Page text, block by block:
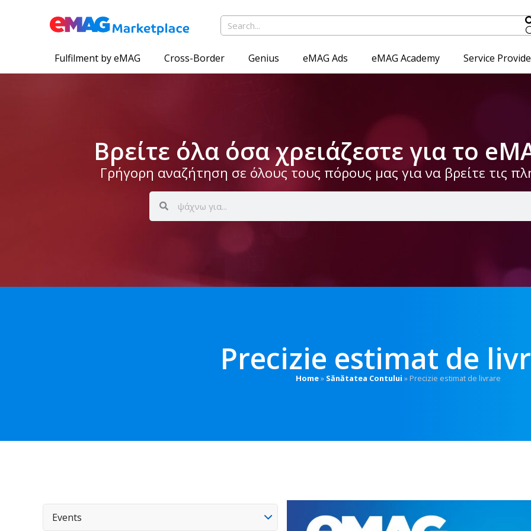
Fulfilment by eMAG Cross-Border Genius eMAG Ads eMAG Academy Service
Βρείτε όλα όσα χρειάζεστε για το
Γρήγορη αναζήτηση σε όλους τους πόρους μας για να βρείτε τις
Precizie estimat de
Home» Sănătatea Contului »Precizie estimat de livrare
Events